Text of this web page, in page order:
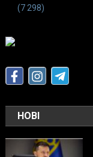
(7 298)
НОВІ